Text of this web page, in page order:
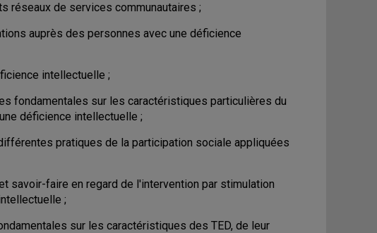
réseaux de services communautaires ;
auprès des personnes avec une déficience
intellectuelle ;
fondamentales sur les caractéristiques particulières du
déficience intellectuelle ;
pratiques de la participation sociale appliquées
savoir-faire en regard de l'intervention par stimulation
;
sur les caractéristiques des TED, de leur